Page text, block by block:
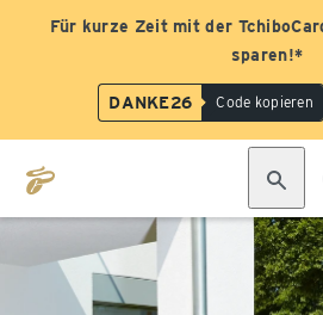
Für kurze Zeit mit der
sparen!*
DANKE26 Code kopieren